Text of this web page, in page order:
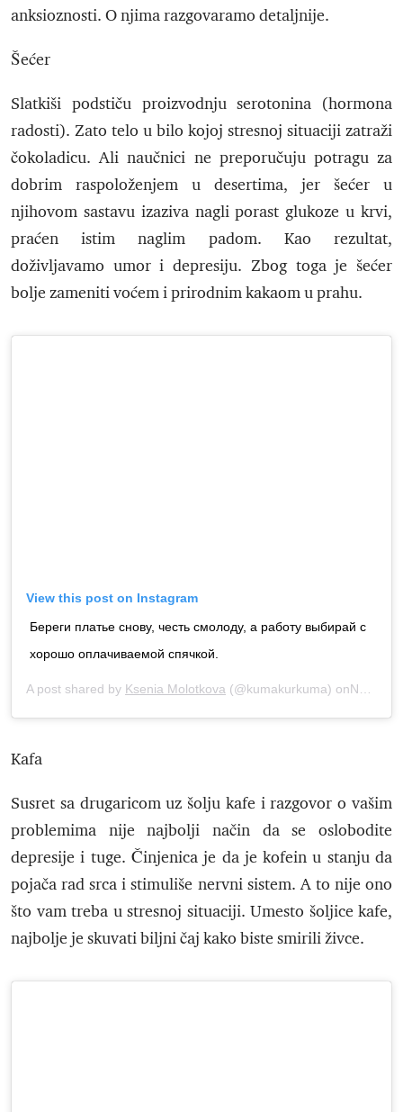
anksioznosti. O njima razgovaramo detaljnije.
Šećer
Slatkiši podstiču proizvodnju serotonina (hormona
radosti). Zato telo u bilo kojoj stresnoj situaciji zatraži
čokoladicu. Ali naučnici ne preporučuju potragu za
dobrim raspoloženjem u desertima, jer šećer u
njihovom sastavu izaziva nagli porast glukoze u krvi,
praćen istim naglim padom. Kao rezultat,
doživljavamo umor i depresiju. Zbog toga je šećer
bolje zameniti voćem i prirodnim kakaom u prahu.
View this post on Instagram
Береги платье снову, честь смолоду, а работу выбирай с
хорошо оплачиваемой спячкой.
A post shared by Ksenia Molotkova (@kumakurkuma) onNov 25, 2019 at 11:03pm PST
Kafa
Susret sa drugaricom uz šolju kafe i razgovor o vašim
problemima nije najbolji način da se oslobodite
depresije i tuge. Činjenica je da je kofein u stanju da
pojača rad srca i stimuliše nervni sistem. A to nije ono
što vam treba u stresnoj situaciji. Umesto šoljice kafe,
najbolje je skuvati biljni čaj kako biste smirili živce.